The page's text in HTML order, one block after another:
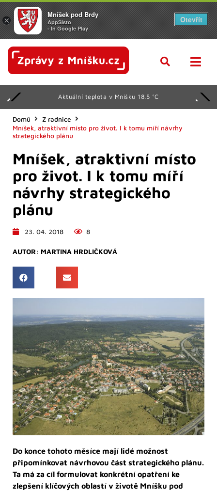
Aktuální teplota v Mníšku 18.5 °C
Domů
Z radnice
Mníšek, atraktivní místo pro život. I k tomu míří návrhy
strategického plánu
Mníšek, atraktivní místo
pro život. I k tomu míří
návrhy strategického
plánu
23. 04. 2018 8
AUTOR: MARTINA HRDLIČKOVÁ
Do konce tohoto měsíce mají lidé možnost
připomínkovat návrhovou část strategického plánu.
Ta má za cíl formulovat konkrétní opatření ke
zlepšení klíčových oblastí v životě Mníšku pod
×
Mníšek pod Brdy
AppSisto
- In Google Play
Otevřít